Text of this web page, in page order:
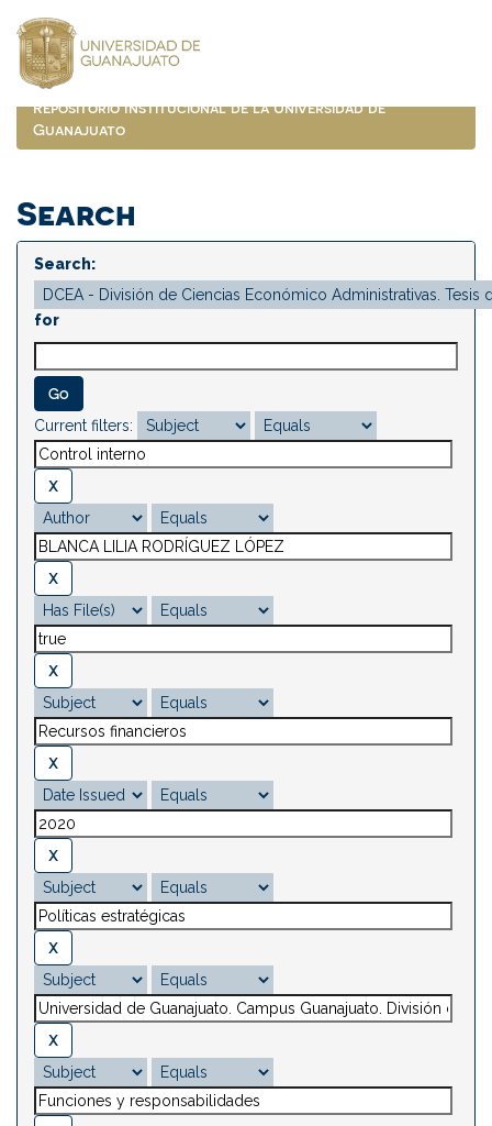
navigation
Repositorio Institucional de la Universidad de
Guanajuato
Search
Search:
for
Current filters: